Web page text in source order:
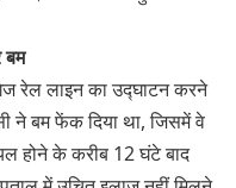
बम
रेल लाइन का उद्घाटन करने
ने बम फेंक दिया था, जिसमें वे
होने के करीब 12 घंटे बाद